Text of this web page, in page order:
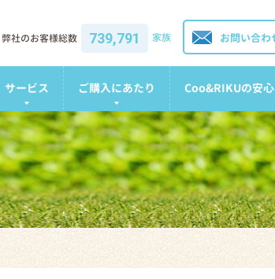
お問い合わ
弊社のお客様総数 739,791 家族
サービス ご購入にあたり Coo&RIKUの安心